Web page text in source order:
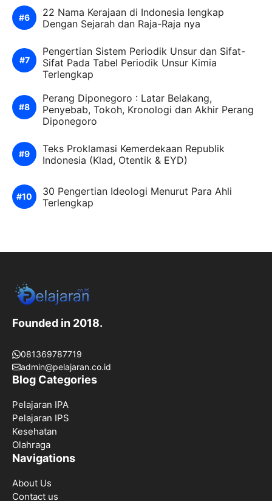
22 Nama Kerajaan di Indonesia lengkap
Dengan Sejarah dan Raja-Raja nya
Pengertian Sistem Periodik Unsur dan Sifat-
Sifat Pada Tabel Periodik Unsur Kimia
Terlengkap
Perang Diponegoro : Latar Belakang,
Penyebab, Tokoh, Kronologi dan Akhir Perang
Diponegoro
Teks Proklamasi Kemerdekaan Republik
Indonesia (Klad, Otentik & EYD)
30 Pengertian Ideologi Menurut Para Ahli
Terlengkap
Founded in 2018.
081369787719
admin@pelajaran.co.id
Blog Categories
Pelajaran IPA
Pelajaran IPS
Kesehatan
Olahraga
Navigations
About Us
Contact us